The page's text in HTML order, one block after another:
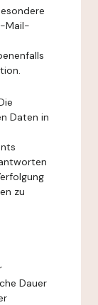
Mail-
Daten in
zu
Dauer